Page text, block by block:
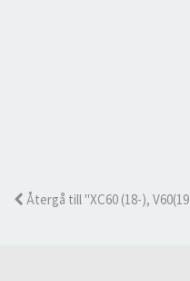
Återgå till "XC60 (18-),